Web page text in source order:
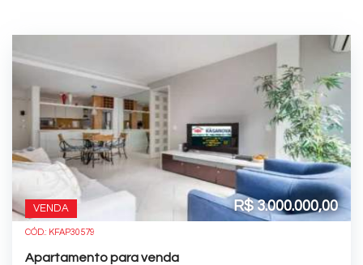
VENDA R$ 3.000.000,00
CÓD.: KFAP30579
Apartamento para venda